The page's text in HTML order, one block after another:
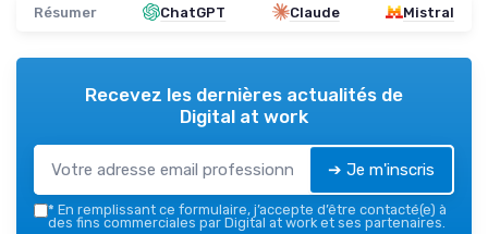
Résumer ChatGPT Claude Mistral
Recevez les dernières actualités de
Digital at work
➔ Je m'inscris
* En remplissant ce formulaire, j’accepte d’être contacté(e) à
des fins commerciales par Digital at work et ses partenaires.